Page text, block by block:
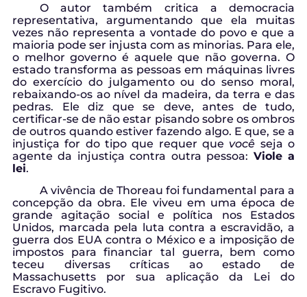
O autor também critica a democracia
representativa, argumentando que ela muitas
vezes não representa a vontade do povo e que a
maioria pode ser injusta com as minorias. Para ele,
o melhor governo é aquele que não governa. O
estado transforma as pessoas em máquinas livres
do exercício do julgamento ou do senso moral,
rebaixando-os ao nível da madeira, da terra e das
pedras. Ele diz que se deve, antes de tudo,
certificar-se de não estar pisando sobre os ombros
de outros quando estiver fazendo algo. E que, se a
injustiça for do tipo que requer que você seja o
agente da injustiça contra outra pessoa: Viole a
lei.
A vivência de Thoreau foi fundamental para a
concepção da obra. Ele viveu em uma época de
grande agitação social e política nos Estados
Unidos, marcada pela luta contra a escravidão, a
guerra dos EUA contra o México e a imposição de
impostos para financiar tal guerra, bem como
teceu diversas críticas ao estado de
Massachusetts por sua aplicação da Lei do
Escravo Fugitivo.